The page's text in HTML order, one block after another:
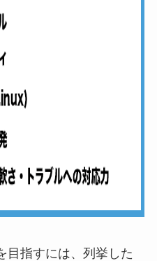
目指すには、列挙した